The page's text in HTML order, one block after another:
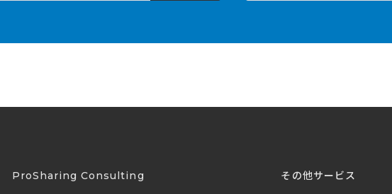
ProSharing Consulting その他サービス